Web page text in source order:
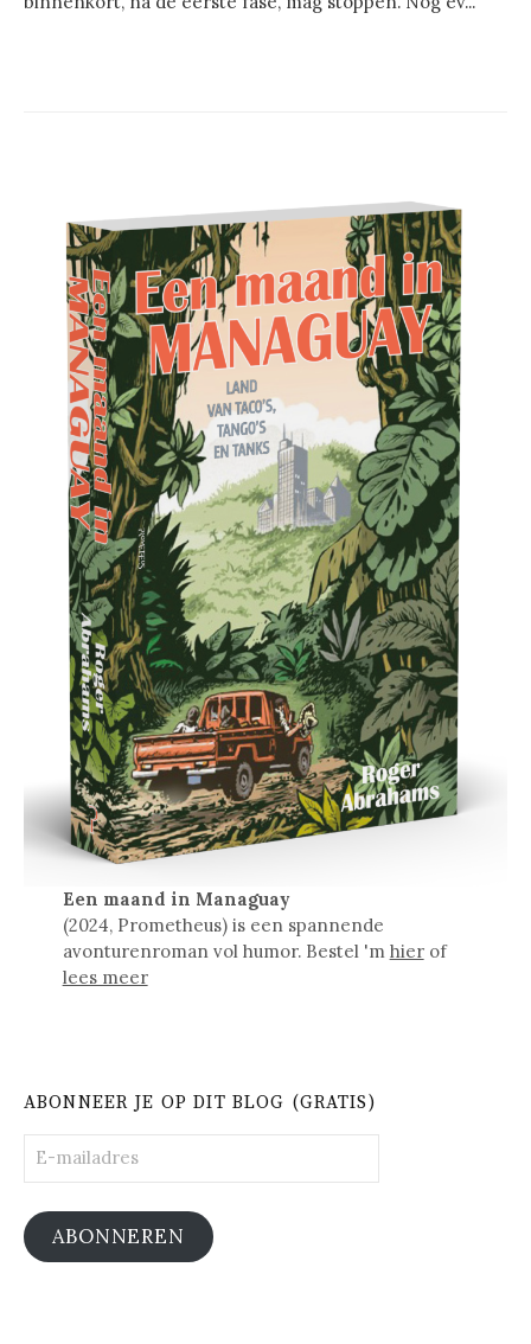
Een maand in Managuay
(2024, Prometheus) is een spannende
avonturenroman vol humor. Bestel 'm hierof
lees meer
ABONNEER JE OP DIT BLOG (GRATIS)
mailadres
ABONNEREN